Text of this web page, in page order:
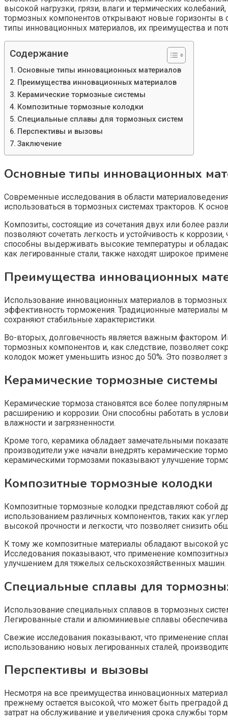
высокой нагрузки, грязи, влаги и термических
тормозных компонентов открывают новые горизонты в
типы инновационных материалов, их преимущества и
Содержание
Основные типы инновационных материалов
Преимущества инновационных материалов
Керамические тормозные системы
Композитные тормозные колодки
Специальные сплавы для тормозных систем
Перспективы и вызовы
Заключение
Основные типы инновационных
Современные исследования в области
использоваться в тормозных системах тракторов. К
Композиты, состоящие из сочетания двух или более
позволяют сочетать легкость и устойчивость к
способны выдерживать высокие температуры и
как легированные стали, также находят широкое
Преимущества инновационных
Использование инновационных материалов в
эффективность торможения. Традиционные материалы
сохраняют стабильные характеристики.
Во-вторых, долговечность является важным фактором.
тормозных компонентов и, как следствие, позволяет
колодок может уменьшить износ до 50%. Это позволяет
Керамические тормозные системы
Керамические тормоза становятся все более
расширению и коррозии. Они способны работать в
влажности и загрязненности.
Кроме того, керамика обладает замечательными
производители уже начали внедрять керамические
керамическими тормозами показывают улучшение
Композитные тормозные колодки
Композитные тормозные колодки представляют собой
использованием различных компонентов, таких как
высокой прочности и легкости, что позволяет снизить
К тому же композитные материалы обладают высокой
Исследования показывают, что применение
улучшением для тяжелых сельскохозяйственных машин.
Специальные сплавы для
Использование специальных сплавов в тормозных
Легированные стали и алюминиевые сплавы
Свежие исследования показывают, что применение
использованию новых легированных сталей,
Перспективы и вызовы
Несмотря на все преимущества инновационных
прежнему остается высокой, что может быть
затрат на обслуживание и увеличения срока службы